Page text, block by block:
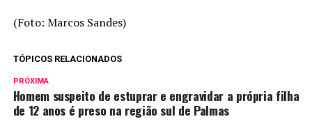
(Foto: Marcos Sandes)
TÓPICOS RELACIONADOS
PRÓXIMA
Homem suspeito de estuprar e engravidar a própria filha
de 12 anos é preso na região sul de Palmas